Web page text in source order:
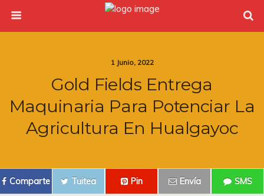
1 Junio, 2022
Gold Fields Entrega
Maquinaria Para Potenciar La
Agricultura En Hualgayoc
Comparte Tuitea Pin Envía SMS